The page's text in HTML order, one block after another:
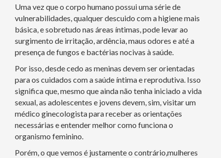
Uma vez que o corpo humano possui uma série de
vulnerabilidades, qualquer descuido com a higiene mais
básica, e sobretudo nas áreas íntimas, pode levar ao
surgimento de irritação, ardência, maus odores e até a
presença de fungos e bactérias nocivas à saúde.
Por isso, desde cedo as meninas devem ser orientadas
para os cuidados com a saúde íntima e reprodutiva. Isso
significa que, mesmo que ainda não tenha iniciado a vida
sexual, as adolescentes e jovens devem, sim, visitar um
médico ginecologista para receber as orientações
necessárias e entender melhor como funciona o
organismo feminino.
Porém, o que vemos é justamente o contrário,mulheres